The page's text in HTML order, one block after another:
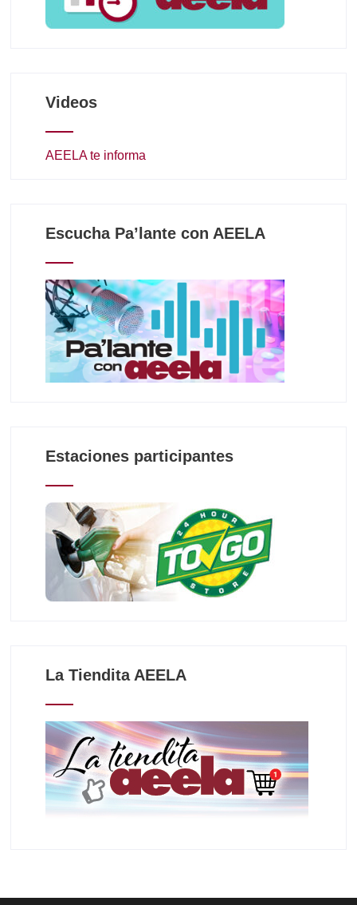
Videos
AEELA te informa
Escucha Pa’lante con AEELA
Estaciones participantes
La Tiendita AEELA